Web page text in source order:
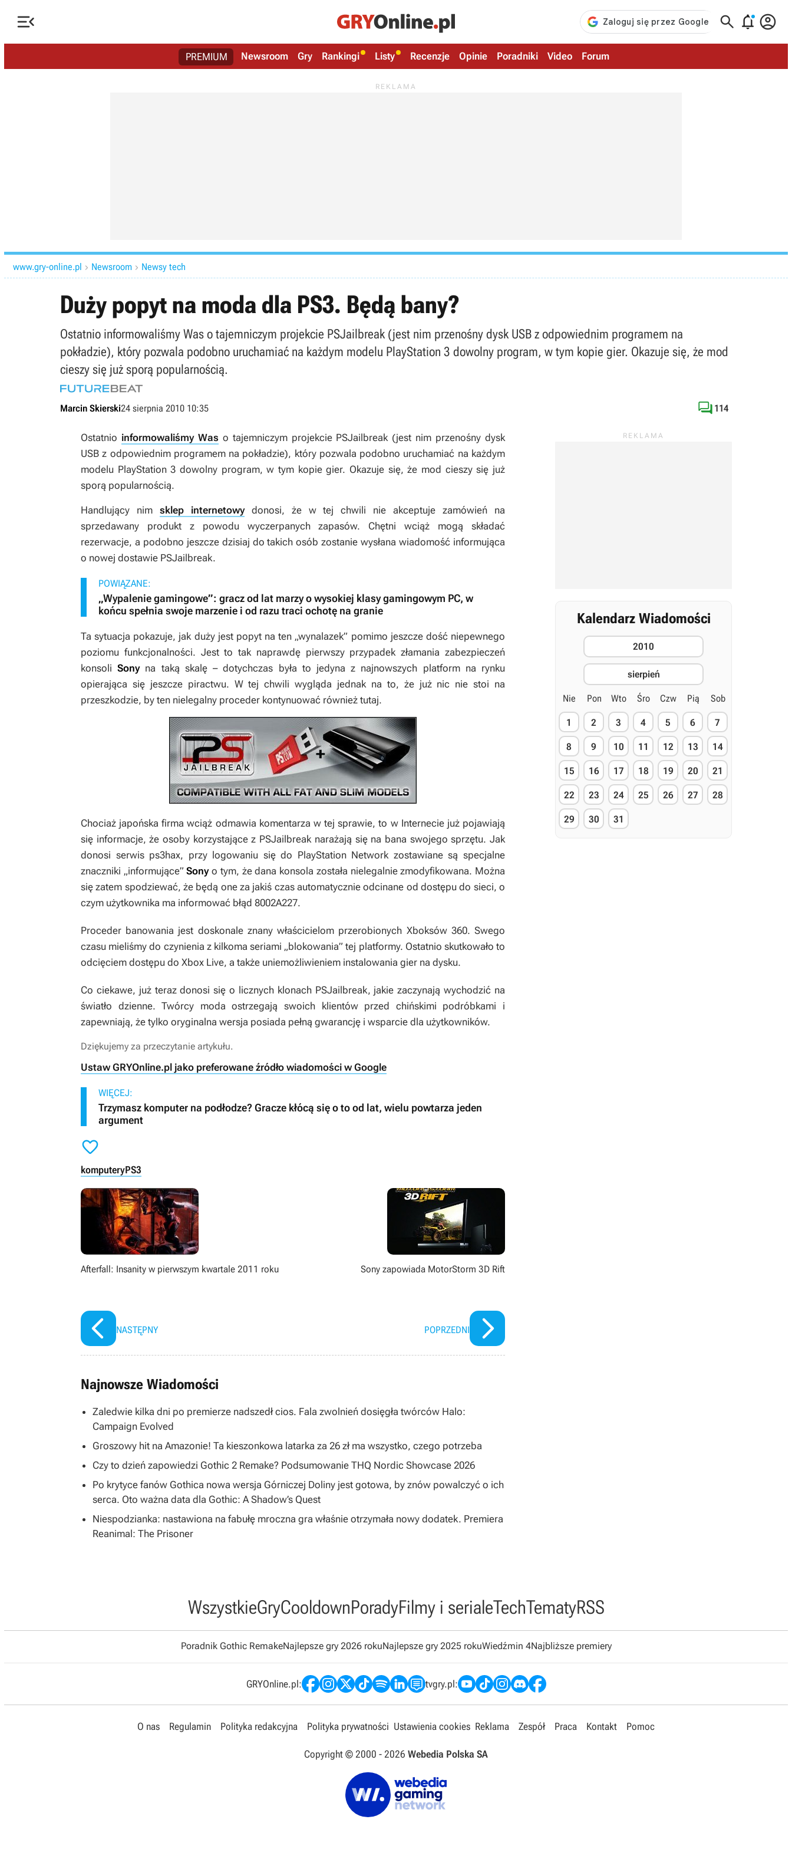
   
PREMIUM Newsroom Gry Rankingi Listy Recenzje Opinie Poradniki Video Forum
www.gry-online.pl  Newsroom  Newsy tech
Duży popyt na moda dla PS3. Będą bany?
Ostatnio informowaliśmy Was o tajemniczym projekcie PSJailbreak (jest nim przenośny dysk USB z odpowiednim programem na
pokładzie), który pozwala podobno uruchamiać na każdym modelu PlayStation 3 dowolny program, w tym kopie gier. Okazuje się, że mod
cieszy się już sporą popularnością.
Marcin Skierski24 sierpnia 2010 10:35  114
Ostatnio informowaliśmy Was o tajemniczym projekcie PSJailbreak (jest nim przenośny dysk
USB z odpowiednim programem na pokładzie), który pozwala podobno uruchamiać na każdym
modelu PlayStation 3 dowolny program, w tym kopie gier. Okazuje się, że mod cieszy się już
sporą popularnością.
Handlujący nim sklep internetowydonosi, że w tej chwili nie akceptuje zamówień na
sprzedawany produkt z powodu wyczerpanych zapasów. Chętni wciąż mogą składać
rezerwacje, a podobno jeszcze dzisiaj do takich osób zostanie wysłana wiadomość informująca
o nowej dostawie PSJailbreak.
POWIĄZANE:
„Wypalenie gamingowe”: gracz od lat marzy o wysokiej klasy gamingowym PC, w
końcu spełnia swoje marzenie i od razu traci ochotę na granie
Ta sytuacja pokazuje, jak duży jest popyt na ten „wynalazek” pomimo jeszcze dość niepewnego
poziomu funkcjonalności. Jest to tak naprawdę pierwszy przypadek złamania zabezpieczeń
konsoliSonyna taką skalę – dotychczas była to jedyna z najnowszych platform na rynku
opierająca się jeszcze piractwu. W tej chwili wygląda jednak na to, że już nic nie stoi na
przeszkodzie, by ten nielegalny proceder kontynuować również tutaj.
Chociaż japońska firma wciąż odmawia komentarza w tej sprawie, to w Internecie już pojawiają
się informacje, że osoby korzystające z PSJailbreak narażają się na bana swojego sprzętu. Jak
donosi serwis ps3hax, przy logowaniu się do PlayStation Network zostawiane są specjalne
znaczniki „informujące”Sonyo tym, że dana konsola została nielegalnie zmodyfikowana. Można
się zatem spodziewać, że będą one za jakiś czas automatycznie odcinane od dostępu do sieci, o
czym użytkownika ma informować błąd 8002A227.
Proceder banowania jest doskonale znany właścicielom przerobionych Xboksów 360. Swego
czasu mieliśmy do czynienia z kilkoma seriami „blokowania” tej platformy. Ostatnio skutkowało to
odcięciem dostępu do Xbox Live, a także uniemożliwieniem instalowania gier na dysku.
Co ciekawe, już teraz donosi się o licznych klonach PSJailbreak, jakie zaczynają wychodzić na
światło dzienne. Twórcy moda ostrzegają swoich klientów przed chińskimi podróbkami i
zapewniają, że tylko oryginalna wersja posiada pełną gwarancję i wsparcie dla użytkowników.
Dziękujemy za przeczytanie artykułu.
Ustaw GRYOnline.pl jako preferowane źródło wiadomości w Google
WIĘCEJ:
Trzymasz komputer na podłodze? Gracze kłócą się o to od lat, wielu powtarza jeden
argument

komputeryPS3
Afterfall: Insanity w pierwszym kwartale 2011 roku
NASTĘPNY
Sony zapowiada MotorStorm 3D Rift
POPRZEDNI
Najnowsze Wiadomości
Zaledwie kilka dni po premierze nadszedł cios. Fala zwolnień dosięgła twórców Halo:
Campaign Evolved
Groszowy hit na Amazonie! Ta kieszonkowa latarka za 26 zł ma wszystko, czego potrzeba
Czy to dzień zapowiedzi Gothic 2 Remake? Podsumowanie THQ Nordic Showcase 2026
Po krytyce fanów Gothica nowa wersja Górniczej Doliny jest gotowa, by znów powalczyć o ich
serca. Oto ważna data dla Gothic: A Shadow’s Quest
Niespodzianka: nastawiona na fabułę mroczna gra właśnie otrzymała nowy dodatek. Premiera
Reanimal: The Prisoner
Kalendarz Wiadomości
2010
sierpień
Nie Pon Wto Śro Czw Pią Sob
1 2 3 4 5 6 7
8 9 10 11 12 13 14
15 16 17 18 19 20 21
22 23 24 25 26 27 28
29 30 31
WszystkieGryCooldownPoradyFilmy i serialeTechTematyRSS
Poradnik Gothic RemakeNajlepsze gry 2026 rokuNajlepsze gry 2025 rokuWiedźmin 4Najbliższe premiery
GRYOnline.pl: tvgry.pl:
O nas Regulamin Polityka redakcyjna Polityka prywatności Ustawienia cookies Reklama Zespół Praca Kontakt Pomoc
Copyright © 2000 - 2026 Webedia Polska SA